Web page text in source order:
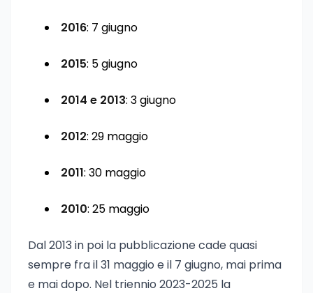
2016: 7 giugno
2015: 5 giugno
2014 e 2013: 3 giugno
2012: 29 maggio
2011: 30 maggio
2010: 25 maggio
Dal 2013 in poi la pubblicazione cade quasi
sempre fra il 31 maggio e il 7 giugno, mai prima
e mai dopo. Nel triennio 2023-2025 la